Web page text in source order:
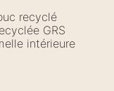
recyclé
GRS
intérieure